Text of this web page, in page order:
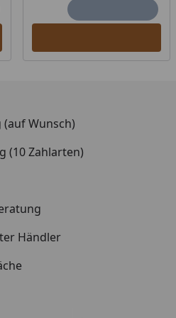
Informationen
Zonenregelung
Infrarot C
(siehe Reiter "Zubehör"):
Wunsch)
(10 Zahlarten)
Händler